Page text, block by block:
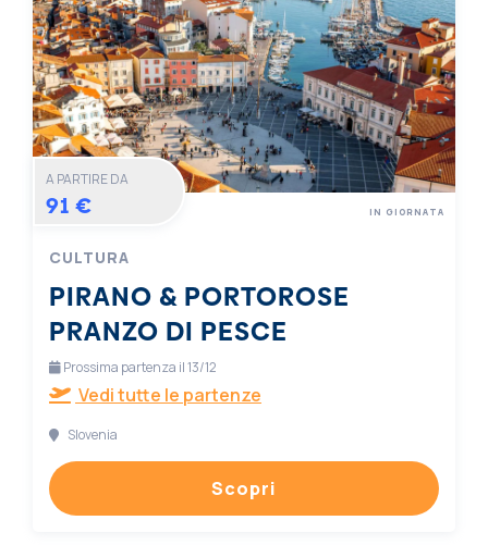
A PARTIRE DA
91 €
CULTURA
PIRANO & PORTOROSE
PRANZO DI PESCE
IN GIORNATA
Prossima partenza il 13/12
Vedi tutte le partenze
Slovenia
Scopri